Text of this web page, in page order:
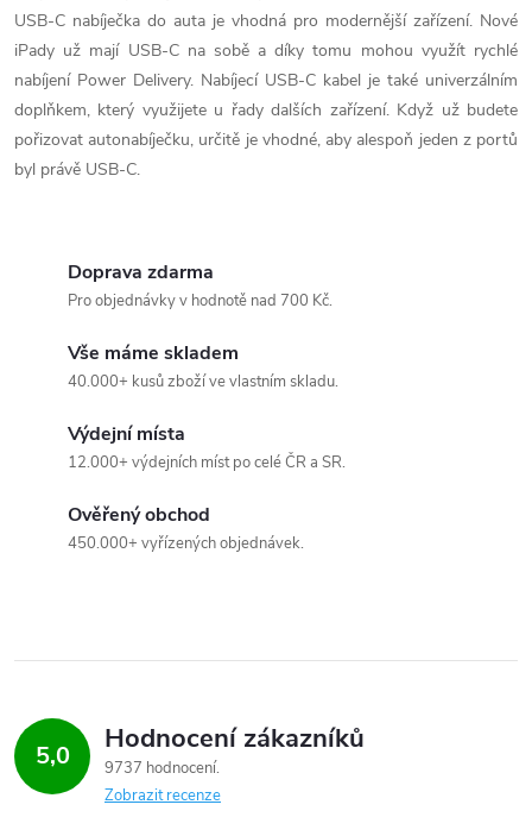
p
r
v
k
USB-C nabíječka do auta je vhodná pro modernější zařízení. Nové
iPady už mají USB-C na sobě a díky tomu mohou využít rychlé
nabíjení Power Delivery. Nabíjecí USB-C kabel je také univerzálním
doplňkem, který využijete u řady dalších zařízení. Když už budete
pořizovat autonabíječku, určitě je vhodné, aby alespoň jeden z portů
byl právě USB-C.
Doprava zdarma
Pro objednávky v hodnotě nad 700 Kč.
Vše máme skladem
40.000+ kusů zboží ve vlastním skladu.
Výdejní místa
12.000+ výdejních míst po celé ČR a SR.
Ověřený obchod
450.000+ vyřízených objednávek.
5,0 Hodnocení zákazníků
9737 hodnocení
Zobrazit recenze